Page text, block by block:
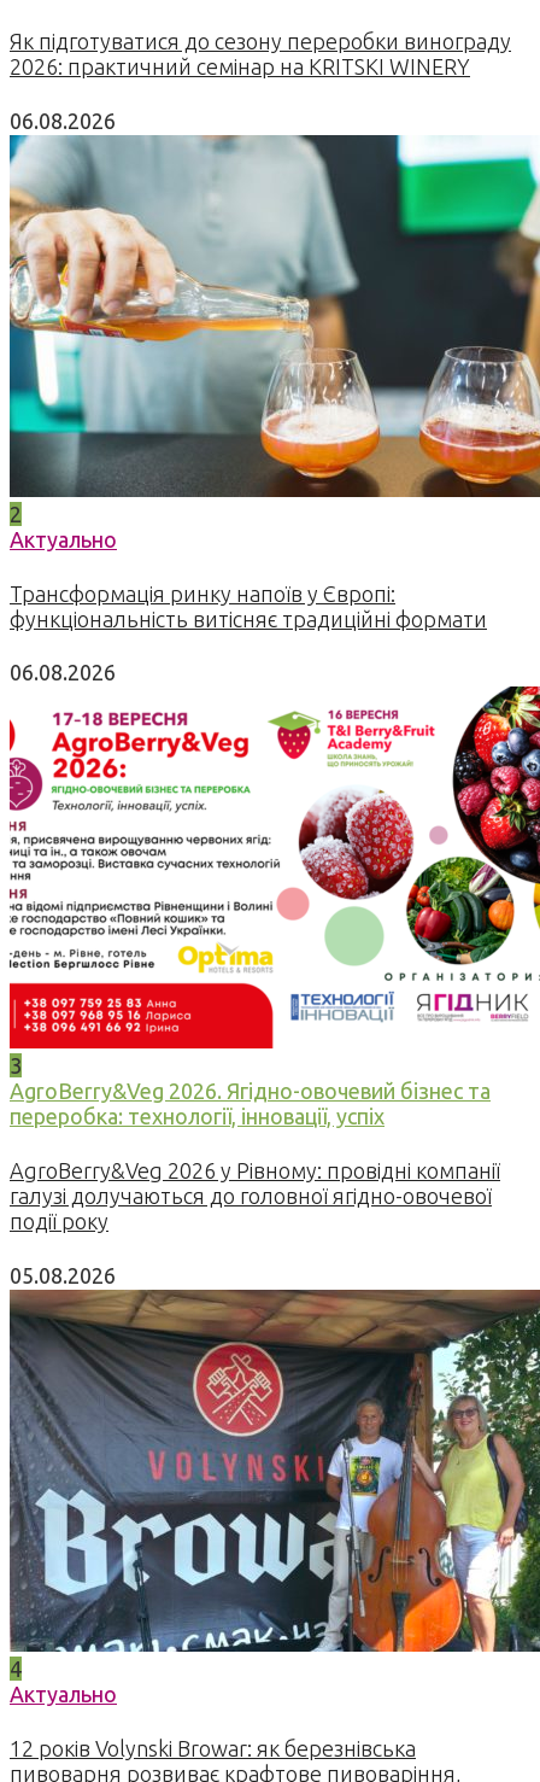
Як підготуватися до сезону переробки винограду
2026: практичний семінар на KRITSKI WINERY
06.08.2026
2
Актуально
Трансформація ринку напоїв у Європі:
функціональність витісняє традиційні формати
06.08.2026
3
AgroBerry&Veg 2026. Ягідно-овочевий бізнес та
переробка: технології, інновації, успіх
AgroBerry&Veg 2026 у Рівному: провідні компанії
галузі долучаються до головної ягідно-овочевої
події року
05.08.2026
4
Актуально
12 років Volynski Browar: як березнівська
пивоварня розвиває крафтове пивоваріння,